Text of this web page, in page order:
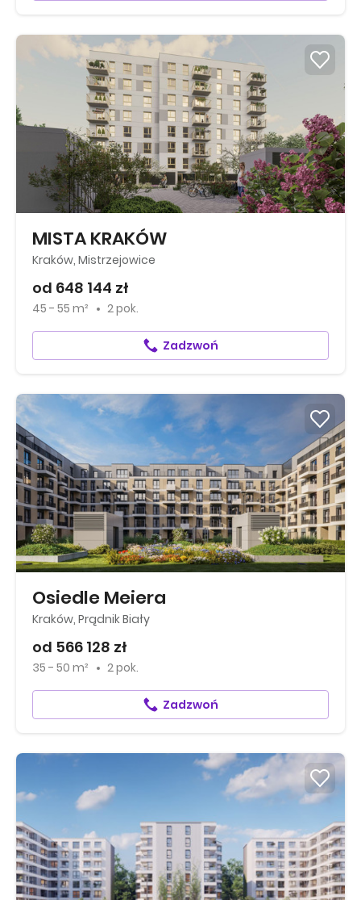
MISTA KRAKÓW
Kraków, Mistrzejowice
od 648 144 zł
45 - 55 m² 2 pok.
Zadzwoń
Osiedle Meiera
Kraków, Prądnik Biały
od 566 128 zł
35 - 50 m² 2 pok.
Zadzwoń